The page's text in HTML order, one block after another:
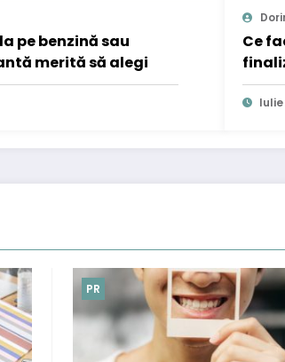
pe benzină sau
merită să alegi
Ce
Iulie
PR